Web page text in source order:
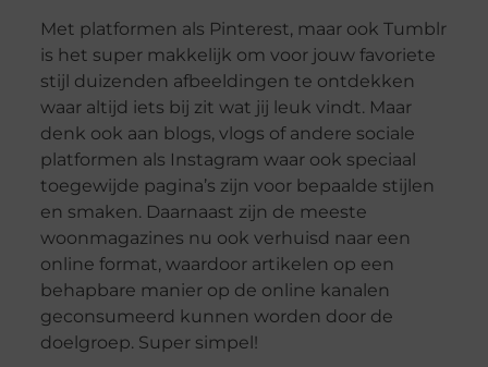
Met platformen als Pinterest, maar ook Tumblr
is het super makkelijk om voor jouw favoriete
stijl duizenden afbeeldingen te ontdekken
waar altijd iets bij zit wat jij leuk vindt. Maar
denk ook aan blogs, vlogs of andere sociale
platformen als Instagram waar ook speciaal
toegewijde pagina’s zijn voor bepaalde stijlen
en smaken. Daarnaast zijn de meeste
woonmagazines nu ook verhuisd naar een
online format, waardoor artikelen op een
behapbare manier op de online kanalen
geconsumeerd kunnen worden door de
doelgroep. Super simpel!